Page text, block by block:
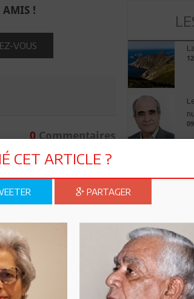
AMIS !
VOUS
0Commentaires
CET ARTICLE ?
PARTAGER